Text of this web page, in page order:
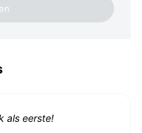
als eerste!